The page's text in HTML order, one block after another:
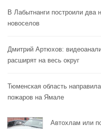
В Лабытнанги построили
новоселов
Дмитрий Артюхов:
расширят на весь округ
Тюменская область
пожаров на Ямале
Автохлам или